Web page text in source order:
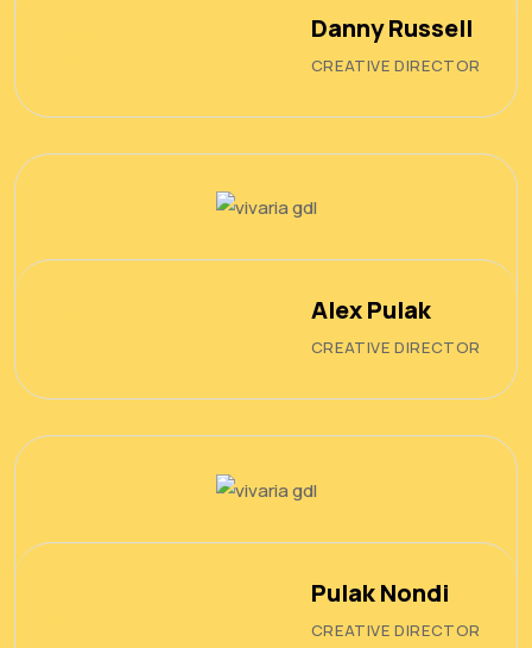
Danny Russell
CREATIVE DIRECTOR
Alex Pulak
CREATIVE DIRECTOR
Pulak Nondi
CREATIVE DIRECTOR